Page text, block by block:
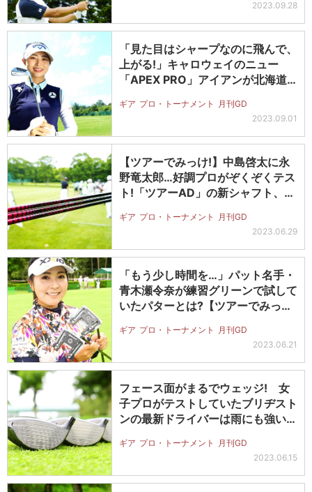
2023.09.28
「見た目はシャープなのに飛んで、
上がる!」キャロウェイのニュー
「APEX PRO」アイアンが北海道
ギア プロ・トーナメント
月刊GD
2023.09.01
【ツアーでみっけ!】中島啓太に永
野竜太郎…好調プロがぞくぞくテス
ト!「ツアーAD」の新シャフト、気
ギア プロ・トーナメント
月刊GD
2023.06.29
「もう少し時間を…」パット名手・
青木瀬令奈が練習グリーンで試して
いたパターとは?【ツアーでみっ
ギア プロ・トーナメント
月刊GD
2023.06.21
フェース面がまるでウェッジ! 女
子プロがテストしていたブリヂスト
ンの最新ドライバーは雨にも強い!?
ギア プロ・トーナメント
月刊GD
2023.06.15